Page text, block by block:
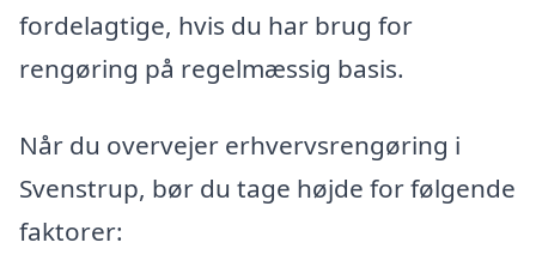
fordelagtige, hvis du har brug for
rengøring på regelmæssig basis.
Når du overvejer erhvervsrengøring i
Svenstrup, bør du tage højde for følgende
faktorer: